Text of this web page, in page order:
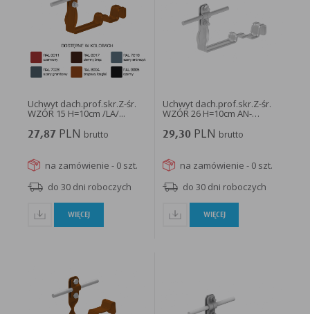
Uchwyt dach.prof.skr.Z-śr.
WZÓR 15 H=10cm /LA/...
27,87PLN brutto
na zamówienie - 0 szt.
do 30 dni roboczych
WIĘCEJ
Uchwyt dach.prof.skr.Z-śr.
WZÓR 26 H=10cm AN-
29,30 PLN brutto
na zamówienie - 0 szt.
do 30 dni roboczych
WIĘCEJ